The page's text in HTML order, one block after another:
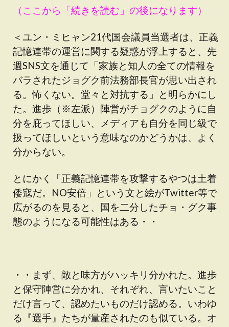
（ここから「続きを読む」の後になります）
＜ユン・ミヒャン21代国会議員当選者は、正義
記憶連帯の運営に関する疑惑が浮上すると、先
週SNS文を通じて「家族と知人の全ての情報を
バラされたジョグク前法務部長官が思い出され
る。怖くない。堂々と対抗する」と明らかにし
た。進歩（※左派）陣営がチョグクのように自
分を庇ってほしい、メディアも自分を同じ級で
扱ってほしいという意味なのかどうかは、よく
分からない。
とにかく「正義記憶連帯を攻撃するやつは土着
倭寇だ。NO安倍」という文と絵がTwitter等で
広がるのを見ると、国を二分したチョ・グク事
態のようになる可能性はある・・
・・まず、敵と味方がハッキリ分かれた。進歩
と保守陣営に分かれ、それぞれ、言いたいこと
だけ言って、認めたいものだけ認める。いわゆ
る『選手』たちが量産されたのも似ている。オ